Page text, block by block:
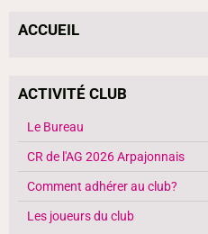
ACCUEIL
ACTIVITÉ CLUB
Le Bureau
CR de l'AG 2026 Arpajonnais
Comment adhérer au club?
Les joueurs du club